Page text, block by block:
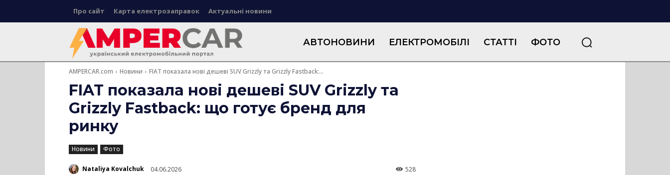
Про сайт Карта електрозаправок Актуальні новини
АВТОНОВИНИ ЕЛЕКТРОМОБІЛІ СТАТТІ ФОТО
AMPERCAR.com Новини FIAT показала нові дешеві SUV Grizzly та Grizzly Fastback:...
FIAT показала нові дешеві SUV Grizzly та
Grizzly Fastback: що готує бренд для
ринку
Новини Фото
Nataliya Kovalchuk 04.06.2026 528